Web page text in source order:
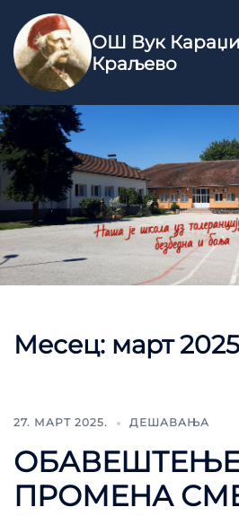
ОШ Вук
Краљево
Месец: март
27. МАРТ 2025. ДЕШАВАЊА
ПРОМЕНА